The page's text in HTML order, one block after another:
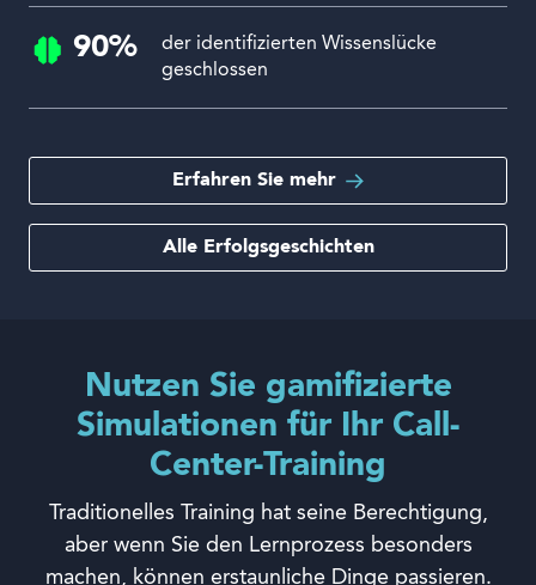
90%
der identifizierten Wissenslücke
geschlossen
Erfahren Sie mehr
Alle Erfolgsgeschichten
Nutzen Sie gamifizierte
Simulationen für Ihr Call-
Center-Training
Traditionelles Training hat seine Berechtigung,
aber wenn Sie den Lernprozess besonders
machen, können erstaunliche Dinge passieren.